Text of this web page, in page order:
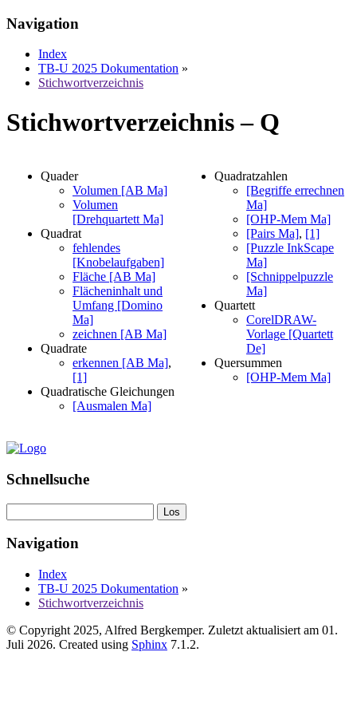
Navigation
Index
TB-U 2025 Dokumentation »
Stichwortverzeichnis
Stichwortverzeichnis – Q
Quader
Volumen [AB Ma]
Volumen
[Drehquartett Ma]
Quadrat
fehlendes
[Knobelaufgaben]
Fläche [AB Ma]
Flächeninhalt und
Umfang [Domino
Ma]
zeichnen [AB Ma]
Quadrate
erkennen [AB Ma],
[1]
Quadratische Gleichungen
[Ausmalen Ma]
Quadratzahlen
[Begriffe errechnen
Ma]
[OHP-Mem Ma]
[Pairs Ma], [1]
[Puzzle InkScape
Ma]
[Schnippelpuzzle
Ma]
Quartett
CorelDRAW-
Vorlage [Quartett
De]
Quersummen
[OHP-Mem Ma]
Schnellsuche
Navigation
Index
TB-U 2025 Dokumentation »
Stichwortverzeichnis
© Copyright 2025, Alfred Bergkemper. Zuletzt aktualisiert am 01.
Juli 2026. Created using Sphinx 7.1.2.